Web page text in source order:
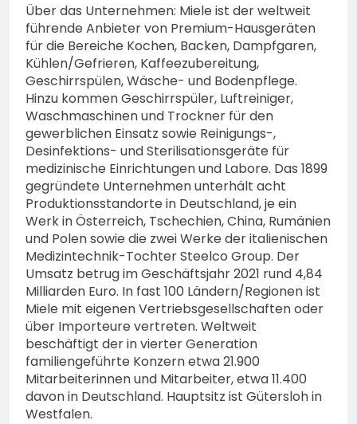
Über das Unternehmen: Miele ist der weltweit
führende Anbieter von Premium-Hausgeräten
für die Bereiche Kochen, Backen, Dampfgaren,
Kühlen/Gefrieren, Kaffeezubereitung,
Geschirrspülen, Wäsche- und Bodenpflege.
Hinzu kommen Geschirrspüler, Luftreiniger,
Waschmaschinen und Trockner für den
gewerblichen Einsatz sowie Reinigungs-,
Desinfektions- und Sterilisationsgeräte für
medizinische Einrichtungen und Labore. Das 1899
gegründete Unternehmen unterhält acht
Produktionsstandorte in Deutschland, je ein
Werk in Österreich, Tschechien, China, Rumänien
und Polen sowie die zwei Werke der italienischen
Medizintechnik-Tochter Steelco Group. Der
Umsatz betrug im Geschäftsjahr 2021 rund 4,84
Milliarden Euro. In fast 100 Ländern/Regionen ist
Miele mit eigenen Vertriebsgesellschaften oder
über Importeure vertreten. Weltweit
beschäftigt der in vierter Generation
familiengeführte Konzern etwa 21.900
Mitarbeiterinnen und Mitarbeiter, etwa 11.400
davon in Deutschland. Hauptsitz ist Gütersloh in
Westfalen.